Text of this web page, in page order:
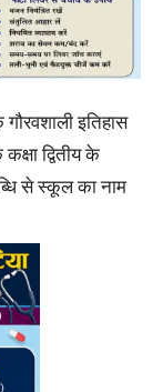
इतिहास
द्वितीय के
से स्कूल का नाम